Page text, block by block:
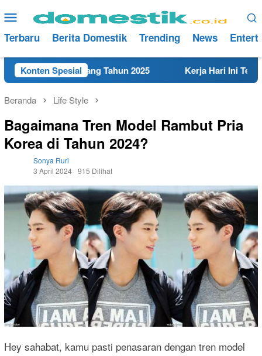
ke
konten
Menu
Mobile
Terbaru Berita Domestik Trending News
Konten Spesial
di Rembang Tahun 2025 Kerja Hari Ini Teknisi/
Beranda Life Style
Bagaimana Tren Model Rambut Pria
Korea di Tahun 2024?
Sonya Ruri
3 April 2024 915 Dilihat
Hey sahabat, kamu pasti penasaran dengan tren model